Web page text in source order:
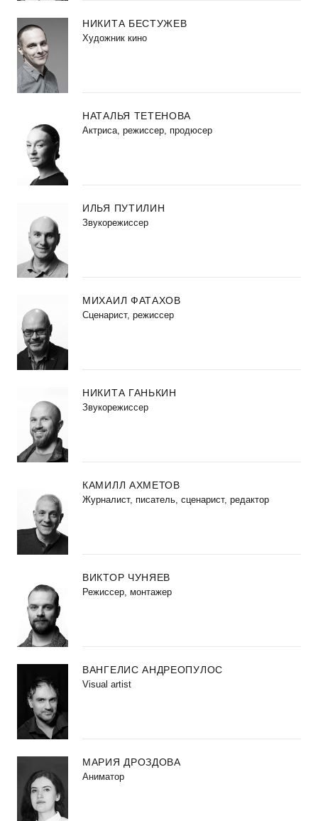
НИКИТА БЕСТУЖЕВ
Художник кино
НАТАЛЬЯ ТЕТЕНОВА
Актриса, режиссер, продюсер
ИЛЬЯ ПУТИЛИН
Звукорежиссер
МИХАИЛ ФАТАХОВ
Cценарист, режиссер
НИКИТА ГАНЬКИН
Звукорежиссер
КАМИЛЛ АХМЕТОВ
Журналист, писатель, сценарист, редактор
ВИКТОР ЧУНЯЕВ
Режиссер, монтажер
ВАНГЕЛИС АНДРЕОПУЛОС
Visual artist
МАРИЯ ДРОЗДОВА
Аниматор